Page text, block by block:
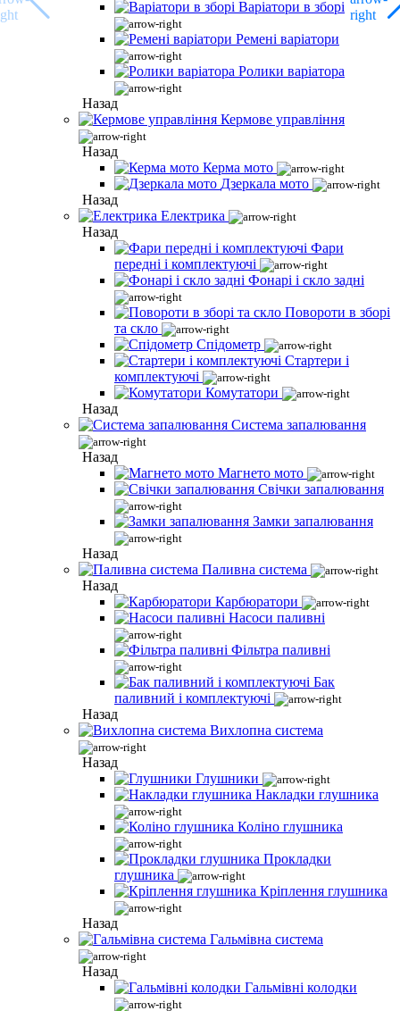
Варіатори в зборі
Ремені варіатори
Ролики варіатора
Назад
Кермове управління
Назад
Керма мото
Дзеркала мото
Назад
Електрика
Назад
Фари
передні і комплектуючі
Фонарі і скло задні
Повороти в зборі
та скло
Спідометр
Стартери і
комплектуючі
Комутатори
Назад
Система запалювання
Назад
Магнето мото
Свічки запалювання
Замки запалювання
Назад
Паливна система
Назад
Карбюратори
Насоси паливні
Фільтра паливні
Бак
паливний і комплектуючі
Назад
Вихлопна система
Назад
Глушники
Накладки глушника
Коліно глушника
Прокладки
глушника
Кріплення глушника
Назад
Гальмівна система
Назад
Гальмівні колодки